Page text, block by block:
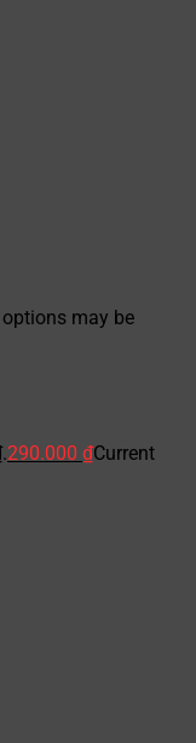
may be
290.000 ₫Current